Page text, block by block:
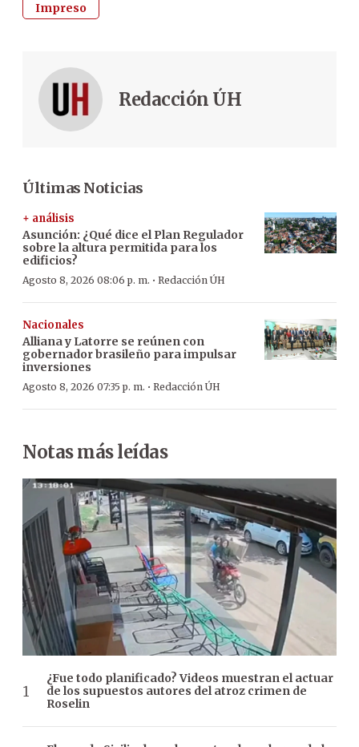
Impreso
Redacción ÚH
Últimas Noticias
+ análisis
Asunción: ¿Qué dice el Plan Regulador
sobre la altura permitida para los
edificios?
Agosto 8, 2026 08:06 p. m. · Redacción ÚH
Nacionales
Alliana y Latorre se reúnen con
gobernador brasileño para impulsar
inversiones
Agosto 8, 2026 07:35 p. m. · Redacción ÚH
Notas más leídas
¿Fue todo planificado? Videos muestran el actuar
de los supuestos autores del atroz crimen de
Roselin